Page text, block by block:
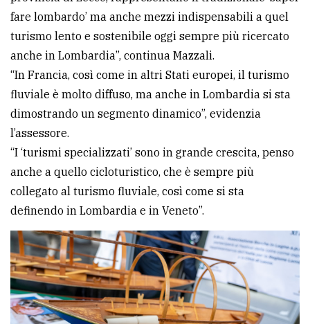
fare lombardo’ ma anche mezzi indispensabili a quel
turismo lento e sostenibile oggi sempre più ricercato
anche in Lombardia”, continua Mazzali.
“In Francia, così come in altri Stati europei, il turismo
fluviale è molto diffuso, ma anche in Lombardia si sta
dimostrando un segmento dinamico”, evidenzia
l’assessore.
“I ‘turismi specializzati’ sono in grande crescita, penso
anche a quello cicloturistico, che è sempre più
collegato al turismo fluviale, così come si sta
definendo in Lombardia e in Veneto”.